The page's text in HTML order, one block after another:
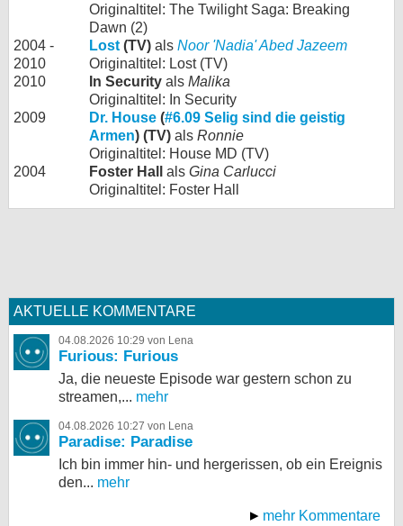
Originaltitel: The Twilight Saga: Breaking
Dawn (2)
2004 -
2010
Lost (TV) als Noor 'Nadia' Abed Jazeem
Originaltitel: Lost (TV)
2010
In Security als Malika
Originaltitel: In Security
2009
Dr. House (#6.09 Selig sind die geistig
Armen) (TV) als Ronnie
Originaltitel: House MD (TV)
2004
Foster Hall als Gina Carlucci
Originaltitel: Foster Hall
AKTUELLE KOMMENTARE
04.08.2026 10:29 von Lena
Furious: Furious
Ja, die neueste Episode war gestern schon zu
streamen,... mehr
04.08.2026 10:27 von Lena
Paradise: Paradise
Ich bin immer hin- und hergerissen, ob ein Ereignis
den... mehr
mehr Kommentare